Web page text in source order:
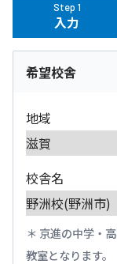
Step 1
入力
希望校舎
地域
校舎名
京進の中学・
教室となります。